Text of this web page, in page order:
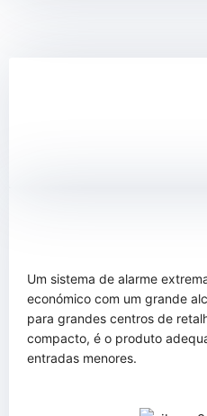
Um sistema de alarme
económico com um grande
para grandes centros de
compacto, é o produto
entradas menores.